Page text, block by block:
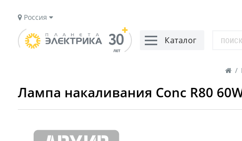
Россия
Каталог
/
Лампа накаливания Conc R80